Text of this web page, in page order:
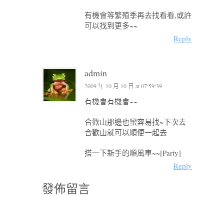
有機會等繁殖季再去找看看,或許
可以找到更多~~
Reply
admin
2009 年 10 月 10 日 at 07:59:39
有機會有機會~~
合歡山那邊也蠻容易找~下次去
合歡山就可以順便一起去
搭一下新手的順風車~~[Party]
Reply
發佈留言